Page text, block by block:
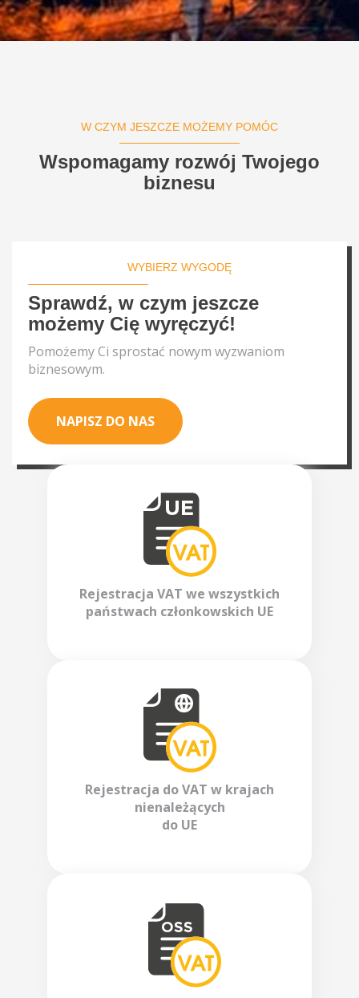
W CZYM JESZCZE MOŻEMY POMÓC
Wspomagamy rozwój Twojego
biznesu
WYBIERZ WYGODĘ
Sprawdź, w czym jeszcze
możemy Cię wyręczyć!
Pomożemy Ci sprostać nowym wyzwaniom
biznesowym.
NAPISZ DO NAS
Rejestracja VAT we wszystkich
państwach członkowskich UE
Rejestracja do VAT w krajach
nienależących
do UE